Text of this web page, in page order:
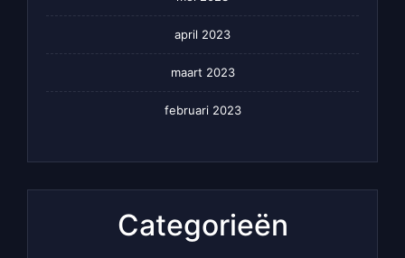
april 2023
maart 2023
februari 2023
Categorieën